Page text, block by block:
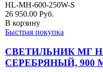
HL-MH-600-250W-S
26 950.00 Руб.
В корзину
Быстрая покупка
СВЕТИЛЬНИК МГ
СЕРЕБРЯНЫЙ, 900